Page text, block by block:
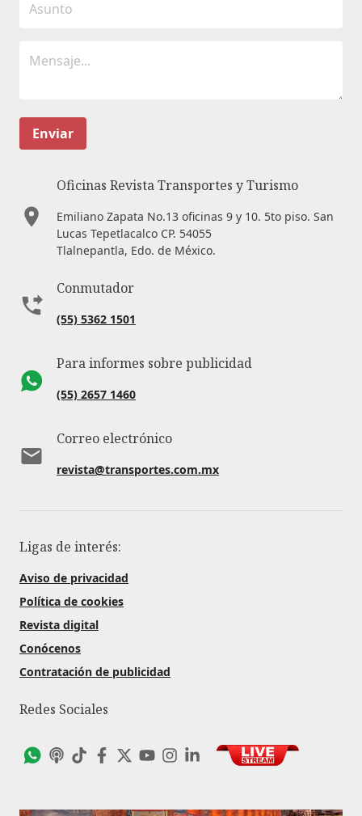
Enviar
Oficinas Revista Transportes y Turismo
Emiliano Zapata No.13 oficinas 9 y 10. 5to piso. San
Lucas Tepetlacalco CP. 54055
Tlalnepantla, Edo. de México.
Conmutador
(55) 5362 1501
Para informes sobre publicidad
(55) 2657 1460
Correo electrónico
revista@transportes.com.mx
Ligas de interés:
Aviso de privacidad
Política de cookies
Revista digital
Conócenos
Contratación de publicidad
Redes Sociales